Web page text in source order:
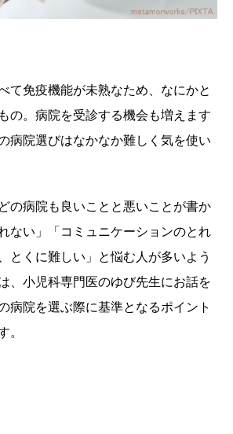
て免疫機能が未熟なため、なにかと
の。病院を受診する機会も増えます
病院選びはなかなか難しく気を使い
の病院も良いことと悪いことが書か
ない」「コミュニケーションのとれ
とくに難しい」と悩む人が多いよう
、小児科専門医のゆび先生にお話を
病院を選ぶ際に基準となるポイント
。